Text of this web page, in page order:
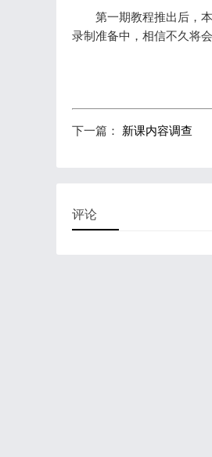
第一期教程推出后，
录制准备中，相信不久将
下一篇： 新课内容调查
评论